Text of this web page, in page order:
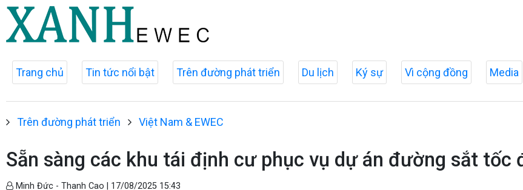
Trang chủ Tin tức nổi bật Trên đường phát triển Du lịch Ký sự Vì cộng đồng Media
Trên đường phát triển Việt Nam & EWEC
Sẵn sàng các khu tái định cư phục vụ dự án đường sắt tốc
Minh Đức - Thanh Cao | 17/08/2025 15:43